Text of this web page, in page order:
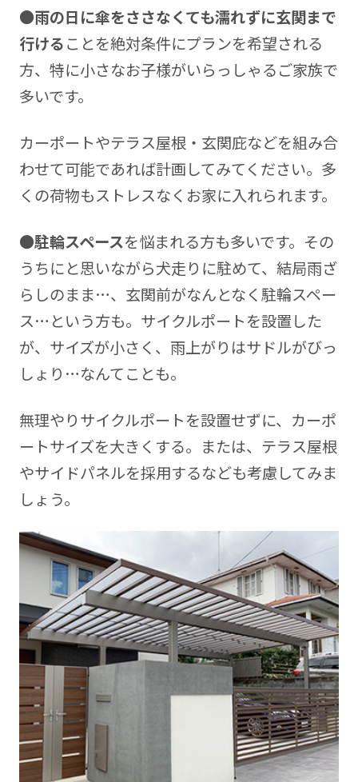
●雨の日に傘をささなくても濡れずに玄関まで
行けることを絶対条件にプランを希望される
方、特に小さなお子様がいらっしゃるご家族で
多いです。
カーポートやテラス屋根・玄関庇などを組み合
わせて可能であれば計画してみてください。多
くの荷物もストレスなくお家に入れられます。
●駐輪スペースを悩まれる方も多いです。その
うちにと思いながら犬走りに駐めて、結局雨ざ
らしのまま…、玄関前がなんとなく駐輪スペー
ス…という方も。サイクルポートを設置した
が、サイズが小さく、雨上がりはサドルがびっ
しょり…なんてことも。
無理やりサイクルポートを設置せずに、カーポ
ートサイズを大きくする。または、テラス屋根
やサイドパネルを採用するなども考慮してみま
しょう。